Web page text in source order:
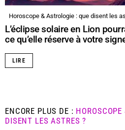
Horoscope & Astrologie : que disent les
L’éclipse solaire en Lion
ce qu’elle réserve à votre
LIRE
ENCORE PLUS DE :
DISENT LES ASTRES ?